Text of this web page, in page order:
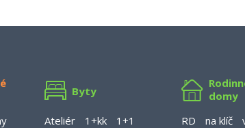
Byty
Ateliér 1+kk
1+1
domy
RD
na klíč